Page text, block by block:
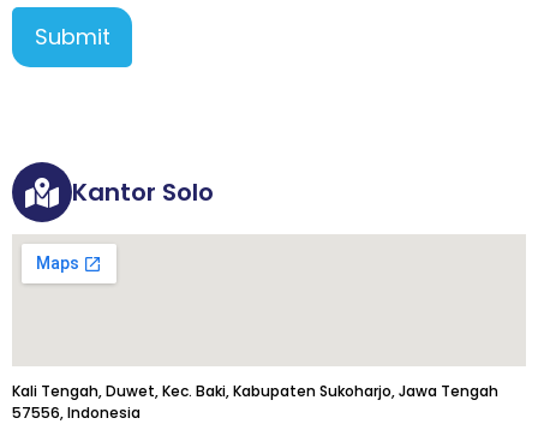
Submit
Kantor Solo
Kali Tengah, Duwet, Kec. Baki, Kabupaten Sukoharjo, Jawa Tengah
57556, Indonesia